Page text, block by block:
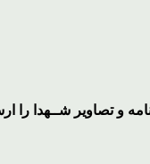
و تصاویر شــهدا را